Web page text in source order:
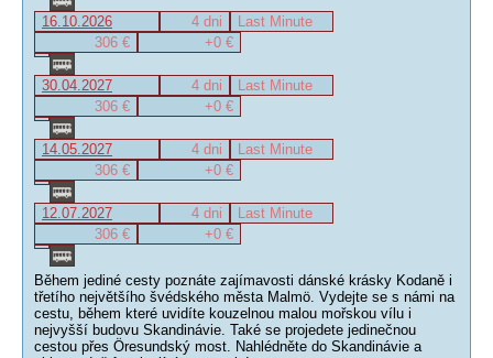
16.10.2026 4 dni
Last Minute
306 €
+0 €
30.04.2027 4 dni
Last Minute
306 €
+0 €
14.05.2027 4 dni
Last Minute
306 €
+0 €
12.07.2027 4 dni
Last Minute
306 €
+0 €
Během jediné cesty poznáte zajímavosti dánské krásky Kodaně i
třetího největšího švédského města Malmö. Vydejte se s námi na
cestu, během které uvidíte kouzelnou malou mořskou vílu i
nejvyšší budovu Skandinávie. Také se projedete jedinečnou
cestou přes Öresundský most. Nahlédněte do Skandinávie a